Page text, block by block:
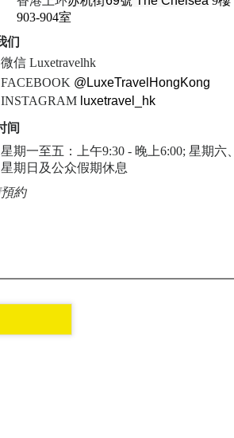
903-904室
们
微信 Luxetravelhk
FACEBOOK @LuxeTravelHongKong
INSTAGRAM luxetravel_hk
间
星期一至五：上午9:30 - 晚上6:00; 星期六、
星期日及公众假期休息
約